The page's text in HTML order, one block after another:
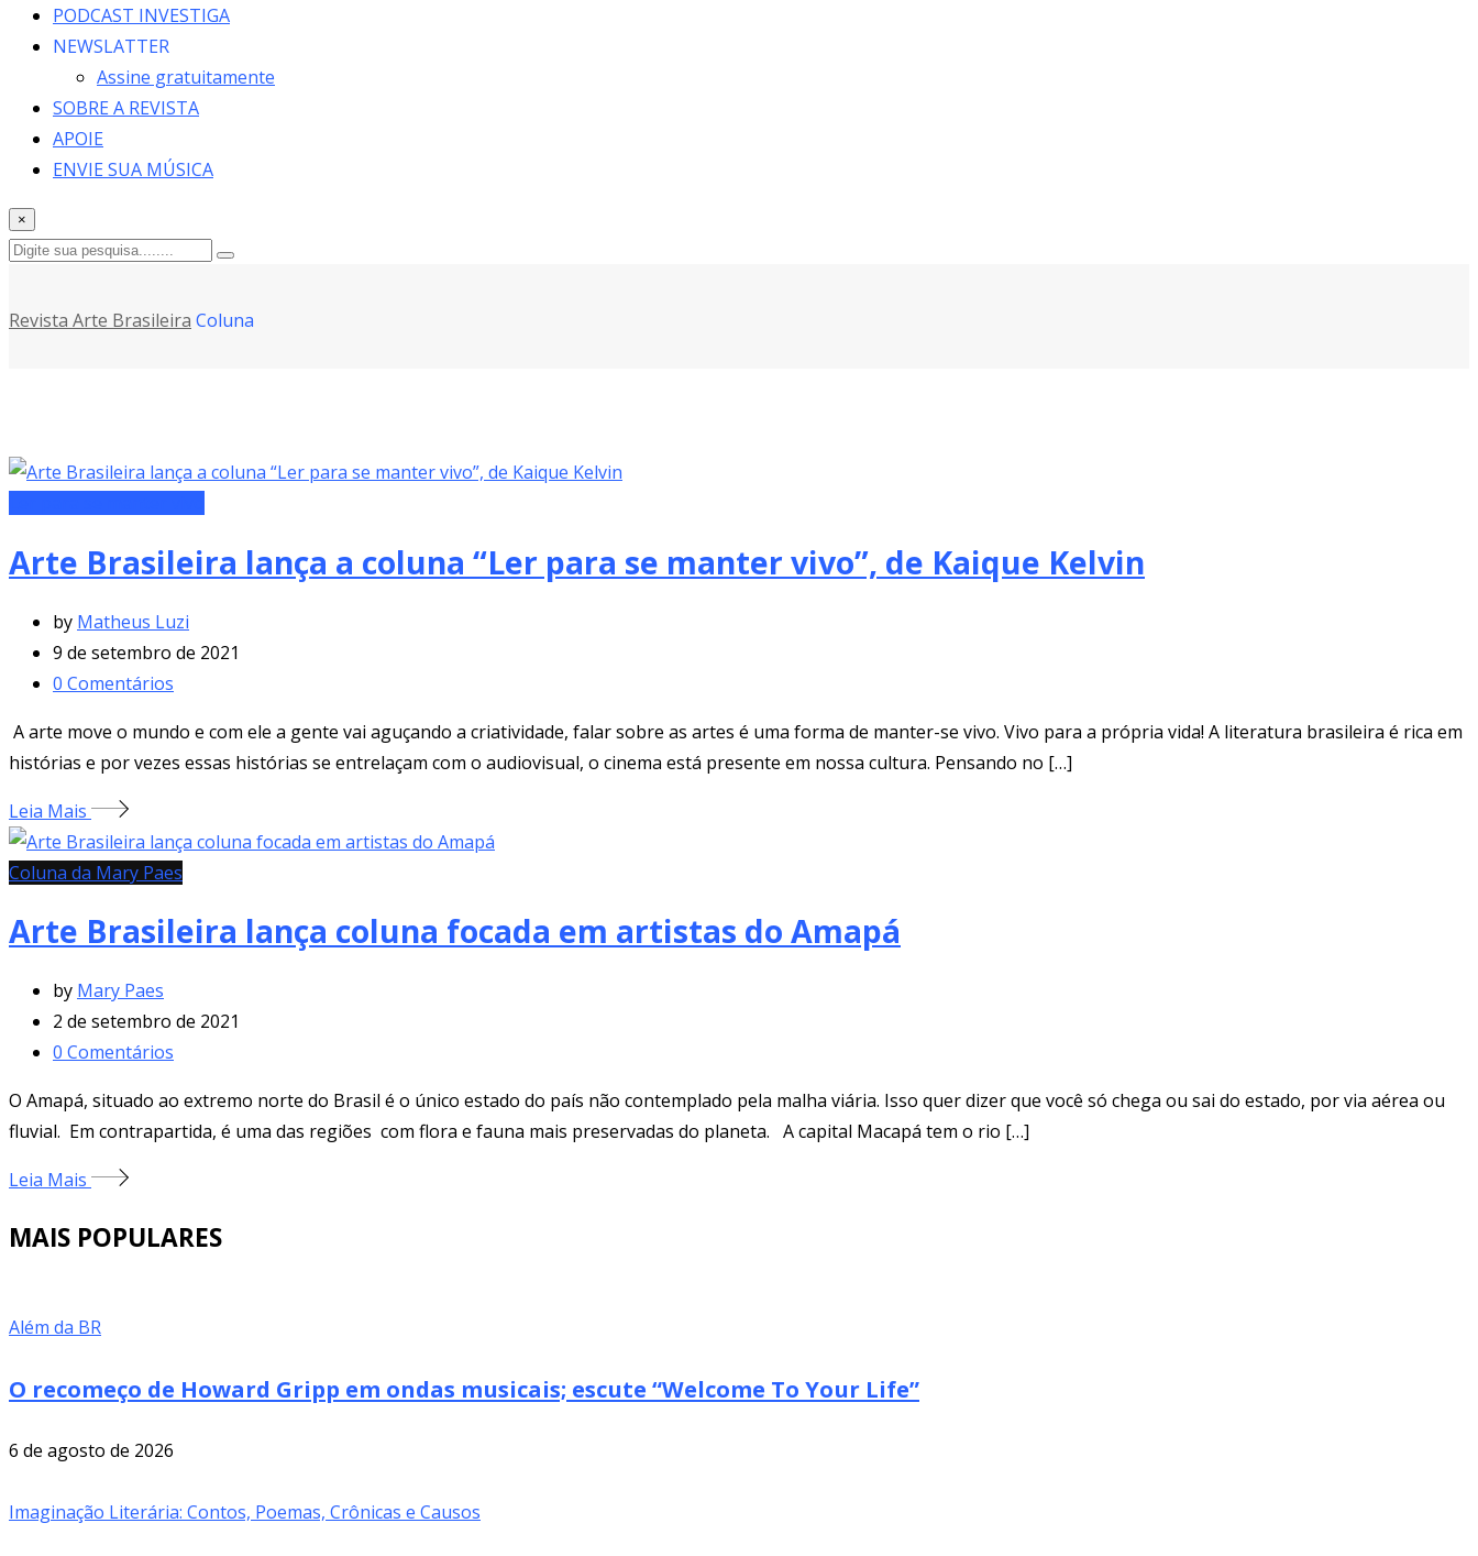
PODCAST INVESTIGA
NEWSLATTER
Assine gratuitamente
SOBRE A REVISTA
APOIE
ENVIE SUA MÚSICA
×
Revista Arte Brasileira Coluna
Arte Brasileira lança a coluna “Ler para se manter vivo”, de Kaique Kelvin
by Matheus Luzi
9 de setembro de 2021
0 Comentários
A arte move o mundo e com ele a gente vai aguçando a criatividade, falar sobre as artes é uma forma de manter-se vivo. Vivo para a própria vida! A literatura brasileira é rica em
histórias e por vezes essas histórias se entrelaçam com o audiovisual, o cinema está presente em nossa cultura. Pensando no […]
Leia Mais
Coluna da Mary Paes
Arte Brasileira lança coluna focada em artistas do Amapá
by Mary Paes
2 de setembro de 2021
0 Comentários
O Amapá, situado ao extremo norte do Brasil é o único estado do país não contemplado pela malha viária. Isso quer dizer que você só chega ou sai do estado, por via aérea ou
fluvial. Em contrapartida, é uma das regiões com flora e fauna mais preservadas do planeta. A capital Macapá tem o rio […]
Leia Mais
MAIS POPULARES
Além da BR
O recomeço de Howard Gripp em ondas musicais; escute “Welcome To Your Life”
6 de agosto de 2026
Imaginação Literária: Contos, Poemas, Crônicas e Causos